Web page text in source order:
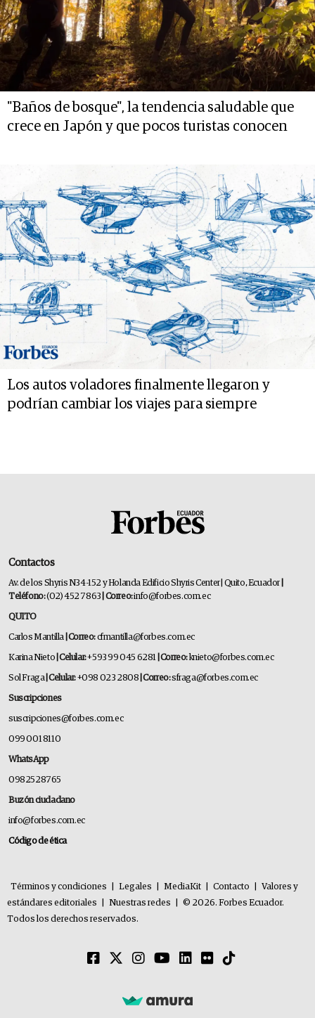
"Baños de bosque", la tendencia saludable que
crece en Japón y que pocos turistas conocen
Los autos voladores finalmente llegaron y
podrían cambiar los viajes para siempre
Contactos
Av. de los Shyris N34-152 y Holanda Edificio Shyris Center | Quito, Ecuador
Teléfono:(02) 452 7863 | Correo:info@forbes.com.ec
QUITO
Carlos Mantilla | Correo:cfmantilla@forbes.com.ec
Karina Nieto | Celular:+593 99 045 6281 | Correo:knieto@forbes.com.ec
Sol Fraga| Celular:+098 023 2808 | Correo:sfraga@forbes.com.ec
Suscripciones
suscripciones@forbes.com.ec
099 001 8110
WhatsApp
0982528765
Buzón ciudadano
info@forbes.com.ec
Código de ética
Términos y condiciones Legales MediaKit Contacto
Valores y
estándares editoriales
Nuestras redes
© 2026. Forbes Ecuador.
Todos los derechos reservados.